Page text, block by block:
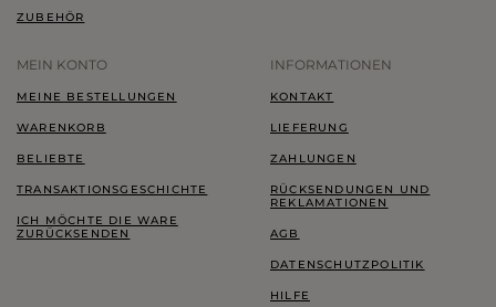
ZUBEHÖR
MEIN KONTO
MEINE BESTELLUNGEN
WARENKORB
BELIEBTE
TRANSAKTIONSGESCHICHTE
ICH MÖCHTE DIE WARE
ZURÜCKSENDEN
INFORMATIONEN
KONTAKT
LIEFERUNG
ZAHLUNGEN
RÜCKSENDUNGEN UND
REKLAMATIONEN
AGB
DATENSCHUTZPOLITIK
HILFE